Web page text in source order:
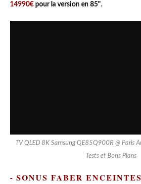
14990€ pour la version en 85".
TV QLED 8K Samsung QE85Q900R @ Paris
Tests et Bons Plans
- SONUS FABER